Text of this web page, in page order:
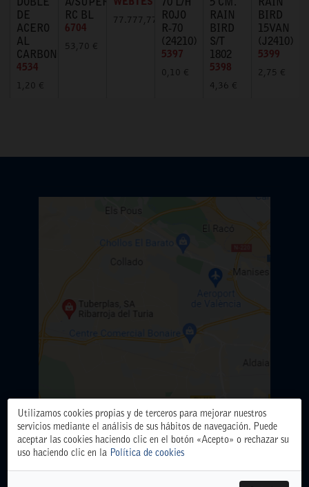
DOBLE
DE
ACERO
AL
CARBONO
4534
1,20 €
A/SUPERIOR
RC BL
6704
53,70 €
WEBTEST
77.777,77 €
70 L/H
ROJO
R-70
(24210)
5397
0,10 €
5 CM.
RAIN
BIRD
S/T
1802
5398
4,36 €
RAIN
BIRD
15VAN
(J2410)
5399
2,75 €
ALMACÉN CENTRAL
Polígono Industrial El Oliveral. Calle D. nº 6. 46394
Ribarroja del Turia (Valencia)
Utilizamos cookies propias y de terceros para mejorar nuestros
servicios mediante el análisis de sus hábitos de navegación. Puede
aceptar las cookies haciendo clic en el botón «Acepto» o rechazar su
uso haciendo clic en la Política de cookies